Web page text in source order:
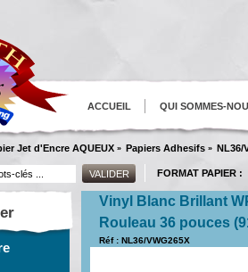
ACCUEIL QUI SOMMES-
Jet d'Encre AQUEUX » Papiers Adhesifs » NL36/
FORMAT PAPIER :
Vinyl Blanc Brillant
Rouleau 36 pouces
Réf : NL36/VWG265X